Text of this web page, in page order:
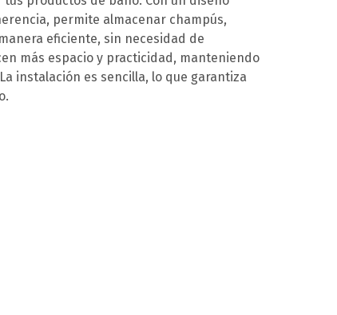
permite almacenar champús,
eficiente, sin necesidad de
más espacio y practicidad, manteniendo
instalación es sencilla, lo que garantiza